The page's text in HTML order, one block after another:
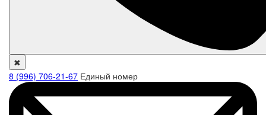
✖
8 (996) 706-21-67 Единый номер